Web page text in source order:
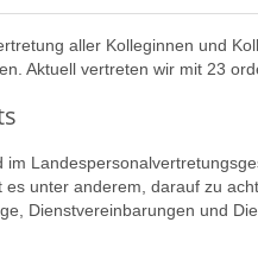
aller Kolleginnen und
Aktuell vertreten wir mit 23
im
unter anderem, darauf zu
Dienstvereinbarungen und